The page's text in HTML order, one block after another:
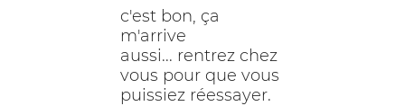
c'est bon, ça
m'arrive
aussi... rentrez chez
vous pour que vous
puissiez réessayer.